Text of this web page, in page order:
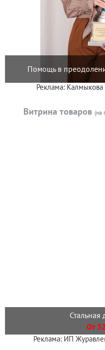
Помощь в
Реклама:
Витрина товаров (на
Стальная
От
Реклама: ИП